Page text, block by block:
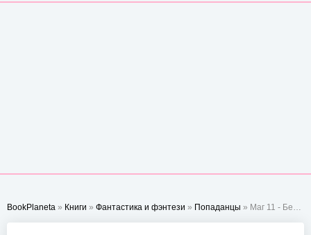
BookPlaneta » Книги » Фантастика и фэнтези » Попаданцы » Маг 11 - Белов Иннокентий